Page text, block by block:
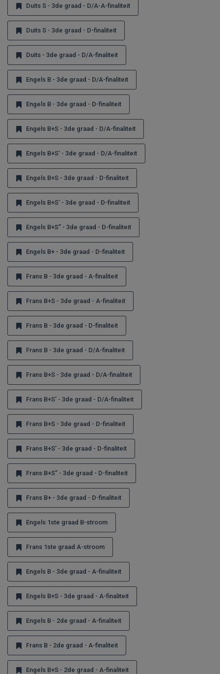
Duits S - 3de graad - D/A-A-finaliteit
Duits S - 3de graad - D-finaliteit
Duits - 3de graad - D/A-finaliteit
Engels B - 3de graad - D/A-finaliteit
Engels B - 3de graad - D-finaliteit
Engels B+S - 3de graad - D/A-finaliteit
Engels B+S’ - 3de graad - D/A-finaliteit
Engels B+S - 3de graad - D-finaliteit
Engels B+S’ - 3de graad - D-finaliteit
Engels B+S” - 3de graad - D-finaliteit
Engels B+ - 3de graad - D-finaliteit
Frans B - 3de graad - A-finaliteit
Frans B+S - 3de graad - A-finaliteit
Frans B - 3de graad - D-finaliteit
Frans B - 3de graad - D/A-finaliteit
Frans B+S - 3de graad - D/A-finaliteit
Frans B+S’ - 3de graad - D/A-finaliteit
Frans B+S - 3de graad - D-finaliteit
Frans B+S’ - 3de graad - D-finaliteit
Frans B+S” - 3de graad - D-finaliteit
Frans B+ - 3de graad - D-finaliteit
Engels 1ste graad B-stroom
Frans 1ste graad A-stroom
Engels B - 3de graad - A-finaliteit
Engels B+S - 3de graad - A-finaliteit
Engels B - 2de graad - A-finaliteit
Frans B - 2de graad - A-finaliteit
Engels B+S - 2de graad - A-finaliteit